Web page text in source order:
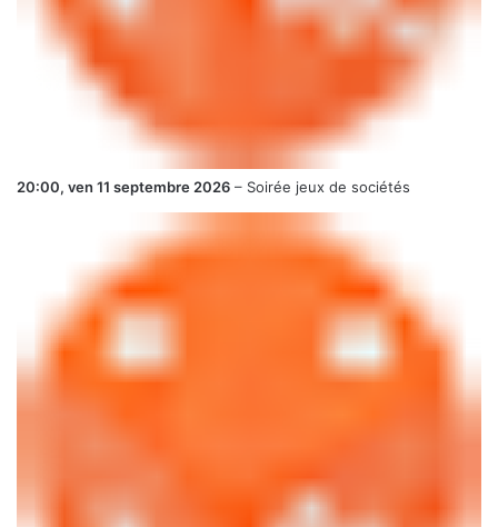
20:00, ven 11 septembre 2026 – Soirée jeux de sociétés